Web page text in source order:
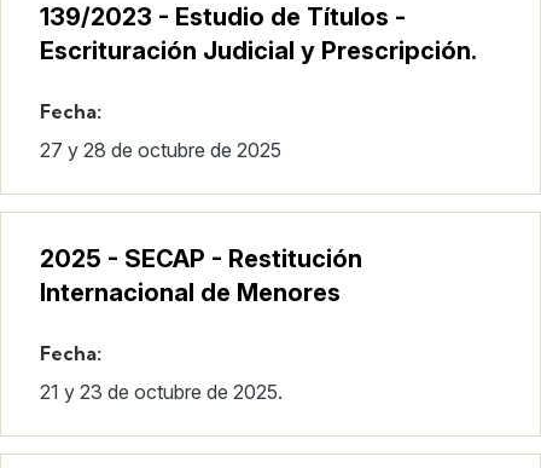
139/2023 - Estudio de Títulos -
Escrituración Judicial y Prescripción.
Fecha:
27 y 28 de octubre de 2025
2025 - SECAP - Restitución
Internacional de Menores
Fecha:
21 y 23 de octubre de 2025.